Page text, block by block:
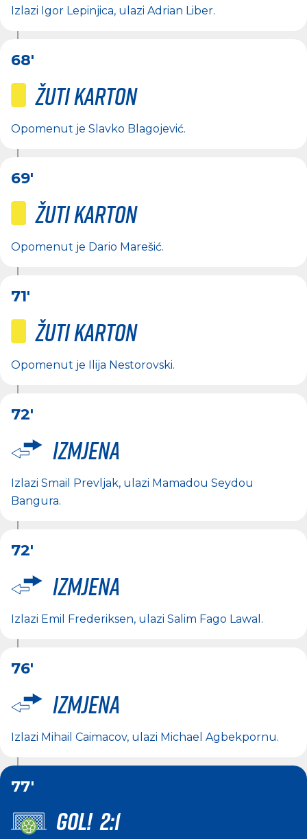
Izlazi Igor Lepinjica, ulazi Adrian Liber.
68'
Žuti karton
Opomenut je Slavko Blagojević.
69'
Žuti karton
Opomenut je Dario Marešić.
71'
Žuti karton
Opomenut je Ilija Nestorovski.
72'
Izmjena
Izlazi Smail Prevljak, ulazi Mamadou Seydou
Bangura.
72'
Izmjena
Izlazi Emil Frederiksen, ulazi Salim Fago Lawal .
76'
Izmjena
Izlazi Mihail Caimacov, ulazi Michael Agbekpornu.
77'
GOL! 2:1